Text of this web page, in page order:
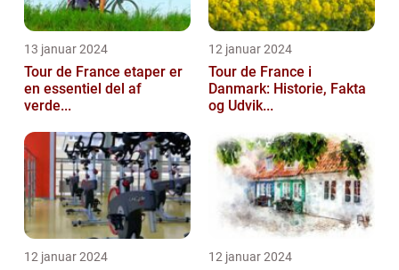
13 januar 2024
Tour de France etaper er
en essentiel del af
verde...
12 januar 2024
Tour de France i
Danmark: Historie, Fakta
og Udvik...
12 januar 2024 12 januar 2024